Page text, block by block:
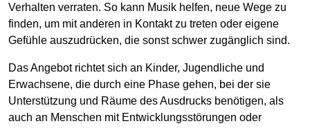
Verhalten verraten. So kann Musik helfen, neue Wege zu
finden, um mit anderen in Kontakt zu treten oder eigene
Gefühle auszudrücken, die sonst schwer zugänglich sind.
Das Angebot richtet sich an Kinder, Jugendliche und
Erwachsene, die durch eine Phase gehen, bei der sie
Unterstützung und Räume des Ausdrucks benötigen, als
auch an Menschen mit Entwicklungsstörungen oder